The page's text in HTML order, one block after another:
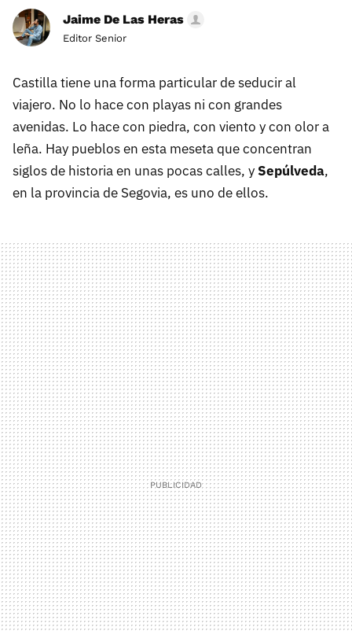
Jaime De Las Heras
Editor Senior
Castilla tiene una forma particular de seducir al
viajero. No lo hace con playas ni con grandes
avenidas. Lo hace con piedra, con viento y con olor a
leña. Hay pueblos en esta meseta que concentran
siglos de historia en unas pocas calles, y Sepúlveda,
en la provincia de Segovia, es uno de ellos.